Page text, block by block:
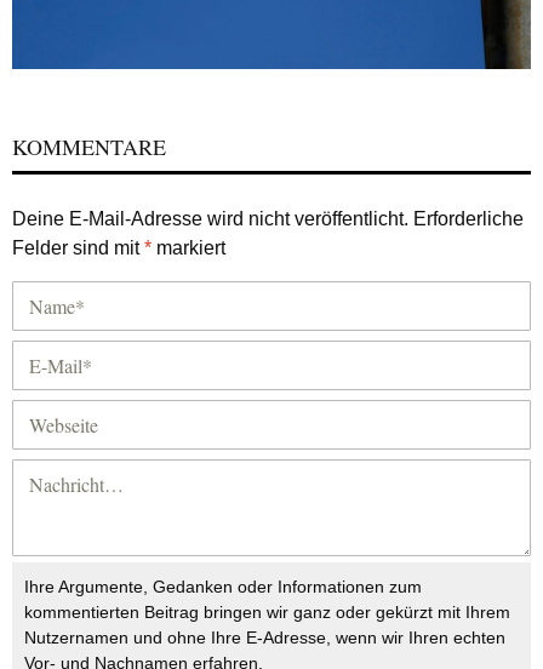
KOMMENTARE
Deine E-Mail-Adresse wird nicht veröffentlicht. Erforderliche
Felder sind mit* markiert
Ihre Argumente, Gedanken oder Informationen zum
kommentierten Beitrag bringen wir ganz oder gekürzt mit Ihrem
Nutzernamen und ohne Ihre E-Adresse, wenn wir Ihren echten
Vor- und Nachnamen erfahren.